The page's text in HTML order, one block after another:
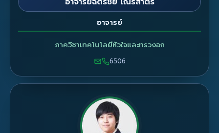
อาจารย์
ภาควิชาเทคโนโลยีหัวใจและทรวงอก
6506